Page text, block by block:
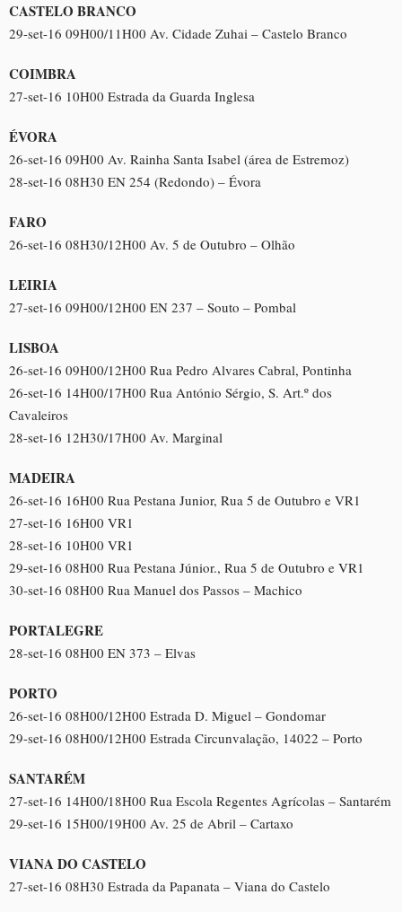
CASTELO BRANCO
29-set-16 09H00/11H00 Av. Cidade Zuhai – Castelo Branco
COIMBRA
27-set-16 10H00 Estrada da Guarda Inglesa
ÉVORA
26-set-16 09H00 Av. Rainha Santa Isabel (área de Estremoz)
28-set-16 08H30 EN 254 (Redondo) – Évora
FARO
26-set-16 08H30/12H00 Av. 5 de Outubro – Olhão
LEIRIA
27-set-16 09H00/12H00 EN 237 – Souto – Pombal
LISBOA
26-set-16 09H00/12H00 Rua Pedro Alvares Cabral, Pontinha
26-set-16 14H00/17H00 Rua António Sérgio, S. Art.º dos
Cavaleiros
28-set-16 12H30/17H00 Av. Marginal
MADEIRA
26-set-16 16H00 Rua Pestana Junior, Rua 5 de Outubro e VR1
27-set-16 16H00 VR1
28-set-16 10H00 VR1
29-set-16 08H00 Rua Pestana Júnior., Rua 5 de Outubro e VR1
30-set-16 08H00 Rua Manuel dos Passos – Machico
PORTALEGRE
28-set-16 08H00 EN 373 – Elvas
PORTO
26-set-16 08H00/12H00 Estrada D. Miguel – Gondomar
29-set-16 08H00/12H00 Estrada Circunvalação, 14022 – Porto
SANTARÉM
27-set-16 14H00/18H00 Rua Escola Regentes Agrícolas – Santarém
29-set-16 15H00/19H00 Av. 25 de Abril – Cartaxo
VIANA DO CASTELO
27-set-16 08H30 Estrada da Papanata – Viana do Castelo